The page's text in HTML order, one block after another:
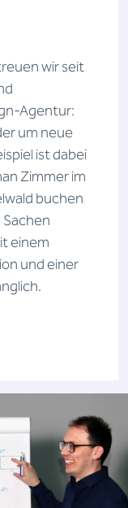
wir seit
Agentur:
um neue
ist dabei
Zimmer im
buchen
einem
und einer